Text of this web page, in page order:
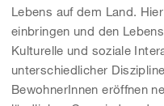
Lebens auf dem Land.
einbringen und den
Kulturelle und soziale
unterschiedlicher
BewohnerInnen eröffnen